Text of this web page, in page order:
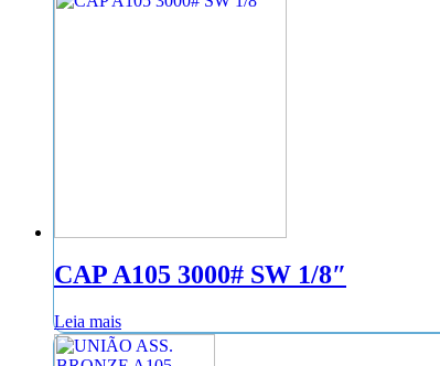
CAP A105 3000# SW 1/8″
Leia mais